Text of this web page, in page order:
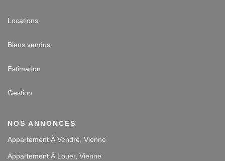
Locations
Biens vendus
Estimation
Gestion
NOS ANNONCES
Appartement À Vendre, Vienne
Appartement À Louer, Vienne